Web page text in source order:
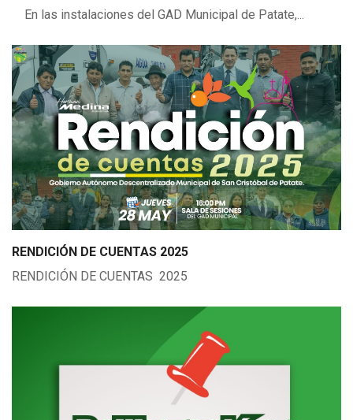
En las instalaciones del GAD Municipal de Patate,...
RENDICIÓN DE CUENTAS 2025
RENDICIÓN DE CUENTAS 2025